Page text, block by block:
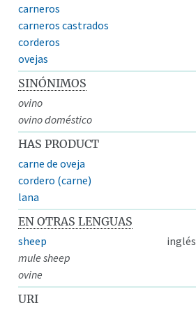
carneros
carneros castrados
corderos
ovejas
SINÓNIMOS
ovino
ovino doméstico
HAS PRODUCT
carne de oveja
cordero (carne)
lana
EN OTRAS LENGUAS
sheep
inglés
mule sheep
ovine
URI